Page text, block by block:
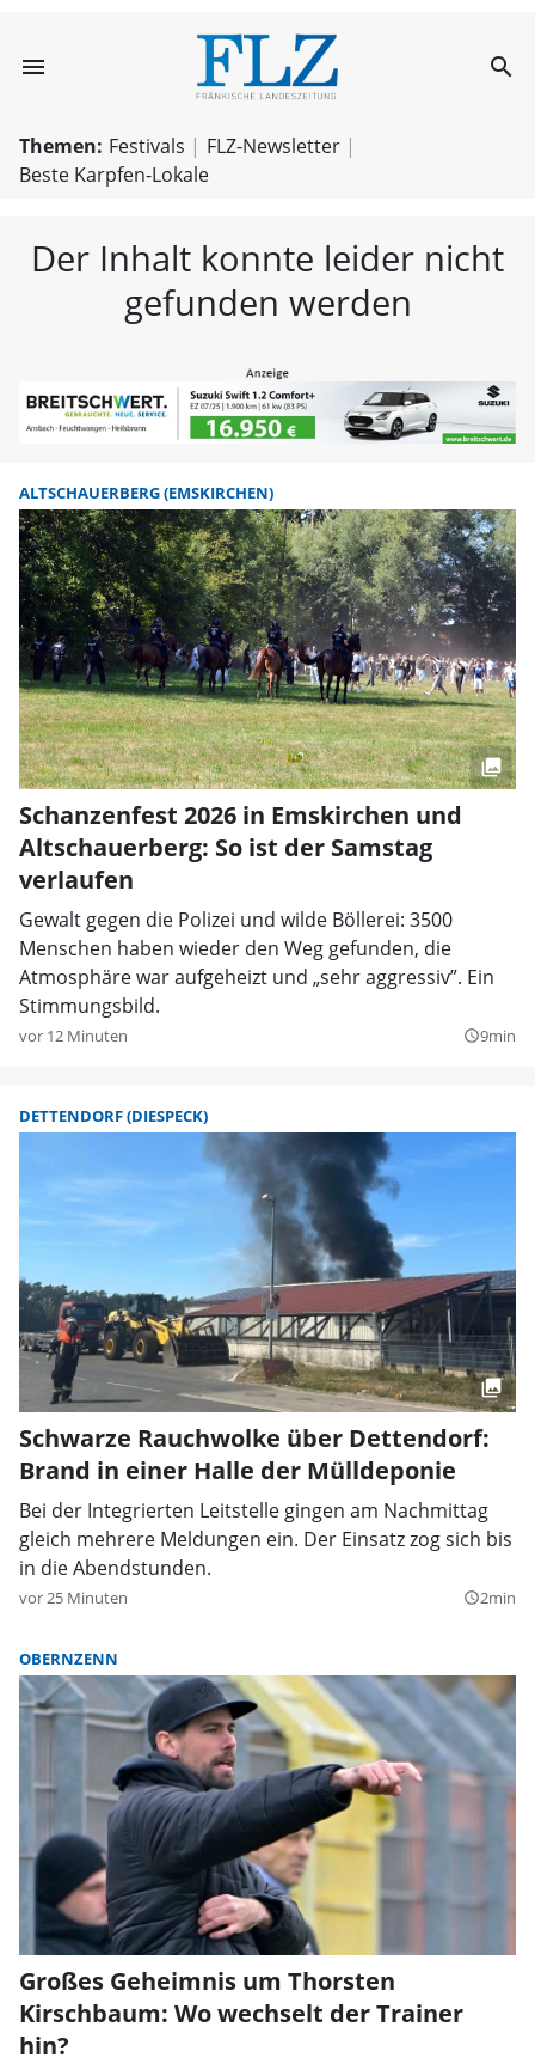
menu FLZ – search
Themen: Festivals
FLZ-Newsletter
Beste Karpfen-Lokale
Der Inhalt konnte leider nicht
gefunden werden
ALTSCHAUERBERG (EMSKIRCHEN)
Schanzenfest 2026 in Emskirchen und
Altschauerberg: So ist der Samstag
verlaufen
Gewalt gegen die Polizei und wilde Böllerei: 3500
Menschen haben wieder den Weg gefunden, die
Atmosphäre war aufgeheizt und „sehr aggressiv”. Ein
Stimmungsbild.
vor 12 Minuten query_builder9min
DETTENDORF (DIESPECK)
Schwarze Rauchwolke über Dettendorf:
Brand in einer Halle der Mülldeponie
Bei der Integrierten Leitstelle gingen am Nachmittag
gleich mehrere Meldungen ein. Der Einsatz zog sich bis
in die Abendstunden.
vor 25 Minuten query_builder2min
OBERNZENN
Großes Geheimnis um Thorsten
Kirschbaum: Wo wechselt der Trainer
hin?